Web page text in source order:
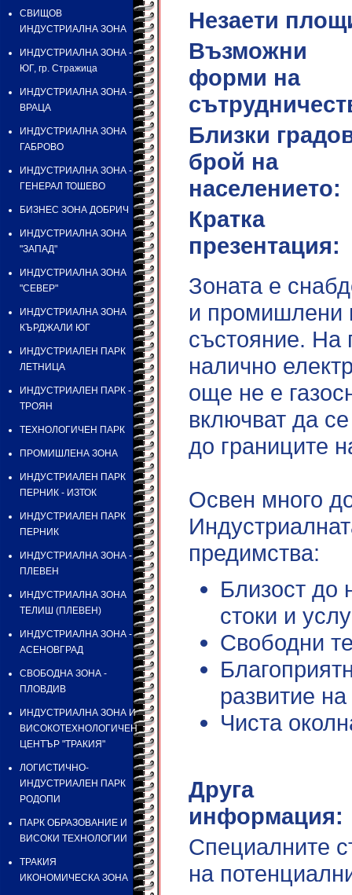
СВИЩОВ
ИНДУСТРИАЛНА ЗОНА
ИНДУСТРИАЛНА ЗОНА -
ЮГ, гр. Стражица
ИНДУСТРИАЛНА ЗОНА -
ВРАЦА
ИНДУСТРИАЛНА ЗОНА
ГАБРОВО
ИНДУСТРИАЛНА ЗОНА -
ГЕНЕРАЛ ТОШЕВО
БИЗНЕС ЗОНА ДОБРИЧ
ИНДУСТРИАЛНА ЗОНА
"ЗАПАД"
ИНДУСТРИАЛНА ЗОНА
"СЕВЕР"
ИНДУСТРИАЛНА ЗОНА
КЪРДЖАЛИ ЮГ
ИНДУСТРИАЛЕН ПАРК
ЛЕТНИЦА
ИНДУСТРИАЛЕН ПАРК -
ТРОЯН
ТЕХНОЛОГИЧЕН ПАРК
ПРОМИШЛЕНА ЗОНА
ИНДУСТРИАЛЕН ПАРК
ПЕРНИК - ИЗТОК
ИНДУСТРИАЛЕН ПАРК
ПЕРНИК
ИНДУСТРИАЛНА ЗОНА -
ПЛЕВЕН
ИНДУСТРИАЛНА ЗОНА
ТЕЛИШ (ПЛЕВЕН)
ИНДУСТРИАЛНА ЗОНА -
АСЕНОВГРАД
СВОБОДНА ЗОНА -
ПЛОВДИВ
ИНДУСТРИАЛНА ЗОНА И
ВИСОКОТЕХНОЛОГИЧЕН
ЦЕНТЪР "ТРАКИЯ"
ЛОГИСТИЧНО-
ИНДУСТРИАЛЕН ПАРК
РОДОПИ
ПАРК ОБРАЗОВАНИЕ И
ВИСОКИ ТЕХНОЛОГИИ
ТРАКИЯ
ИКОНОМИЧЕСКА ЗОНА
Незаети
Възможни
форми на
Близки
брой на
населението:
Кратка
презентация:
Зоната е
и промишлени
състояние. На
налично
още не е
включват да
до границите
Освен много
предимства:
Близост до
стоки и
Свободни
развитие
Чиста
Друга
информация:
Специалните
на